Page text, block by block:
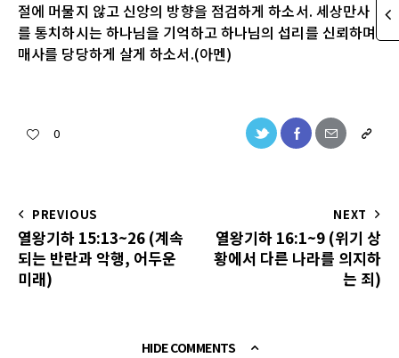
절에 머물지 않고 신앙의 방향을 점검하게 하소서. 세상만사
를 통치하시는 하나님을 기억하고 하나님의 섭리를 신뢰하며
매사를 당당하게 살게 하소서.(아멘)
0
PREVIOUS
열왕기하 15:13~26 (계속
되는 반란과 악행, 어두운
미래)
NEXT
열왕기하 16:1~9 (위기 상
황에서 다른 나라를 의지하
는 죄)
HIDE COMMENTS